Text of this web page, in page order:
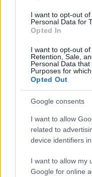
I want to opt-out
Personal Data for
Opted In
I want to opt-out of
Retention, Sale,
Personal Data
Purposes for
Opted Out
Google consents
I want to allow
related to
device identifiers in
I want to allow my
Google for online
Continua a
LIFESTYLE